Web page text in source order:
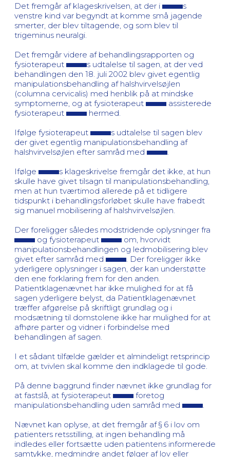
Det fremgår af klageskrivelsen, at der i
s
venstre kind var begyndt at komme små jagende
smerter, der blev tiltagende, og som blev til
trigeminus neuralgi.
Det fremgår videre af behandlingsrapporten og
fysioterapeut
s udtalelse til sagen, at der ved
behandlingen den 18. juli 2002 blev givet egentlig
manipulationsbehandling af halshvirvelsøjlen
(columna cervicalis) med henblik på at mindske
symptomerne, og at fysioterapeut
assisterede
fysioterapeut
hermed.
Ifølge fysioterapeut
s udtalelse til sagen blev
der givet egentlig manipulationsbehandling af
halshvirvelsøjlen efter samråd med
Ifølge
s klageskrivelse fremgår det ikke, at hun
skulle have givet tilsagn til manipulationsbehandling,
men at hun tværtimod allerede på et tidligere
tidspunkt i behandlingsforløbet skulle have frabedt
sig manuel mobilisering af halshvirvelsøjlen.
Der foreligger således modstridende oplysninger fra
og fysioterapeut
om, hvorvidt
manipulationsbehandlingen og ledmobilisering blev
givet efter samråd med
. Der foreligger ikke
yderligere oplysninger i sagen, der kan understøtte
den ene forklaring frem for den anden.
Patientklagenævnet har ikke mulighed for at få
sagen yderligere belyst, da Patientklagenævnet
træffer afgørelse på skriftligt grundlag og i
modsætning til domstolene ikke har mulighed for at
afhøre parter og vidner i forbindelse med
behandlingen af sagen.
I et sådant tilfælde gælder et almindeligt retsprincip
om, at tvivlen skal komme den indklagede til gode.
På denne baggrund finder nævnet ikke grundlag for
at fastslå, at fysioterapeut
foretog
manipulationsbehandling uden samråd med
Nævnet kan oplyse, at det fremgår af § 6 i lov om
patienters retsstilling, at ingen behandling må
indledes eller fortsætte uden patientens informerede
samtykke, medmindre andet følger af lov eller